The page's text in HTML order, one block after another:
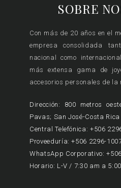
SOBRE
Con más de 20 años en el
empresa consolidada
nacional como
más extensa gama de
accesorios personales de
Dirección: 800 metros
Pavas; San José-Costa Rica
Central Telefónica: +506
Proveeduría: +506 2296-
WhatsApp Corporativo:
Horario: L-V / 7:30 am a